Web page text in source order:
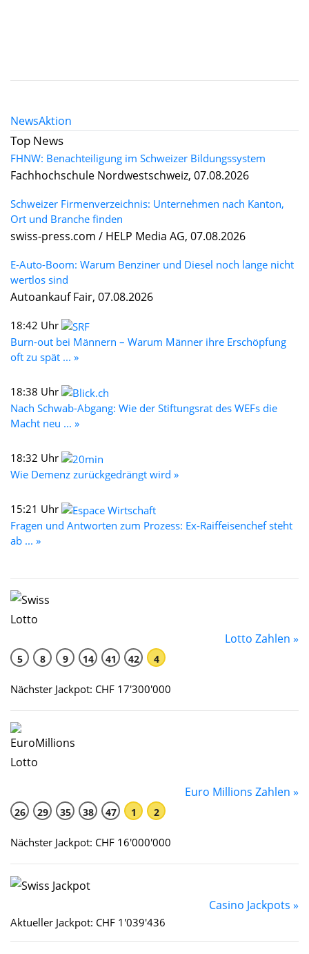
NewsAktion
Top News
FHNW: Benachteiligung im Schweizer Bildungssystem
Fachhochschule Nordwestschweiz, 07.08.2026
Schweizer Firmenverzeichnis: Unternehmen nach Kanton,
Ort und Branche finden
swiss-press.com / HELP Media AG, 07.08.2026
E-Auto-Boom: Warum Benziner und Diesel noch lange nicht
wertlos sind
Autoankauf Fair, 07.08.2026
18:42 Uhr
Burn-out bei Männern – Warum Männer ihre Erschöpfung
oft zu spät ... »
18:38 Uhr
Nach Schwab-Abgang: Wie der Stiftungsrat des WEFs die
Macht neu ... »
18:32 Uhr
Wie Demenz zurückgedrängt wird »
15:21 Uhr
Fragen und Antworten zum Prozess: Ex-Raiffeisenchef steht
ab ... »
Lotto Zahlen »
5 8 9 14 41 42 4
Nächster Jackpot: CHF 17'300'000
Euro Millions Zahlen »
26 29 35 38 47 1 2
Nächster Jackpot: CHF 16'000'000
Casino Jackpots »
Aktueller Jackpot: CHF 1'039'436